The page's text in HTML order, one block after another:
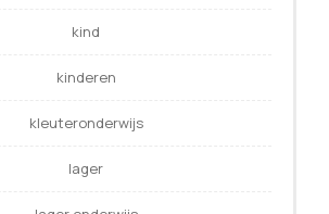
kind
kinderen
kleuteronderwijs
lager